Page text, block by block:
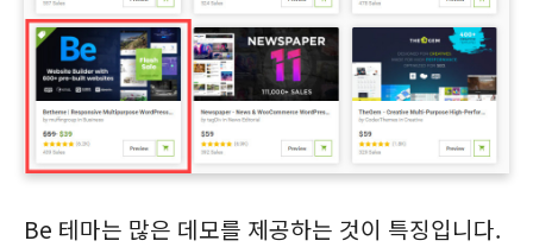
Be 테마는 많은 데모를 제공하는 것이 특징입니다.